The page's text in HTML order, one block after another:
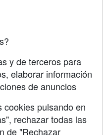
SÍGUENOS EN:
y de terceros para
elaborar información
de anuncios
cookies pulsando en
rechazar todas las
de "Rechazar